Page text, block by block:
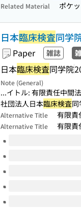
Related Material ポケ
日本臨床検査同学
Paper 雑誌
日本臨床検査同学院
Note (General)
...イトル: 有限責任中間
社団法人日本臨床検査
Alternative Title 有限責
Alternative Title 有限責
Volumes of this title